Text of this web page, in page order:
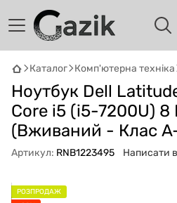
Каталог Комп'ютерна техніка
Ноутбук Dell
Core i5 (i5-7200U) 8
(Вживаний - Клас
Артикул: RNB1223495 Написати
РОЗПРОДАЖ
GAZIK AI
Онлайн · пошук техніки
Привіт! 👋 Я Gazik AI —
підібрати вживану